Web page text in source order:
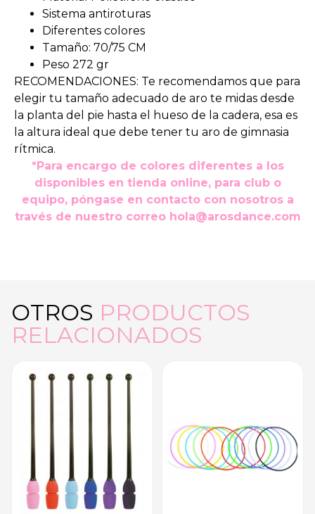
Sistema antiroturas
Diferentes colores
Tamaño: 70/75 CM
Peso 272 gr
RECOMENDACIONES: Te recomendamos que para
elegir tu tamaño adecuado de aro te midas desde
la planta del pie hasta el hueso de la cadera, esa es
la altura ideal que debe tener tu aro de gimnasia
rítmica.
*Para encargo de colores diferentes a los
disponibles en tienda online, para club o
equipo, póngase en contacto con nosotros a
través de nuestro correo hola@arosdance.com
OTROS PRODUCTOS
RELACIONADOS